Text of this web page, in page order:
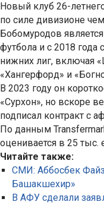
Новый клуб 26-
по силе дивизионе
Бобомуродов
футбола и с 2018 года
нижних лиг, включая
«Хангерфорд» и
В 2023 году он
«Сурхон», но вскоре
подписал контракт с
По данным
оценивается в 25 тыс.
Читайте также:
СМИ: Аббосбек
Башакшехир»
В АФУ сделали